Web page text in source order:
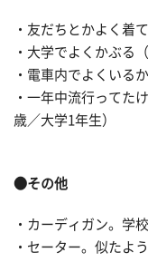
・友だちとかよく着
・大学でよくかぶる
・電車内でよくいる
・一年中流行ってた
歳／大学1年生）
●その他
・カーディガン。学
・セーター。似たよ